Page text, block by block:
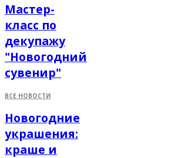
Мастер-
класс по
декупажу
"Новогодний
сувенир"
ВСЕ НОВОСТИ
Новогодние
украшения:
краше и